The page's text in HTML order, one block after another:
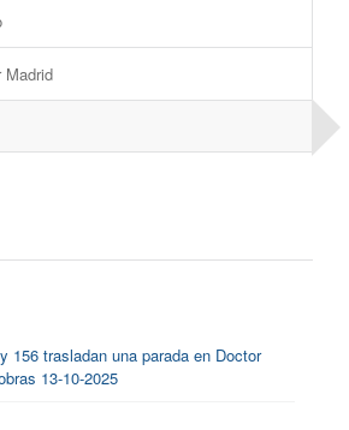
Madrid
156 trasladan una parada en Doctor
13-10-2025